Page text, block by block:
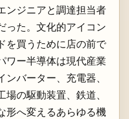
ンジニアと調達担当者
った。文化的アイコン
を買うために店の前で
ワー半導体は現代産業
バーター、充電器、
の駆動装置、鉄道、
形へ変えるあらゆる機